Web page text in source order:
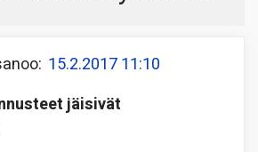
15.2.2017 11:10
jäisivät